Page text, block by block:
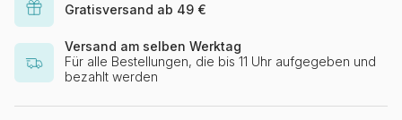
Gratisversand ab 49 €
Versand am selben Werktag
Für alle Bestellungen, die bis 11 Uhr aufgegeben und
bezahlt werden